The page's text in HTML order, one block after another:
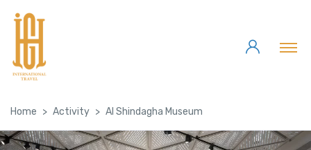
Home Activity Al Shindagha Museum